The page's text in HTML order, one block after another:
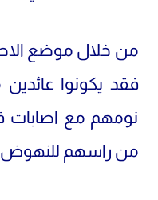
من خلال موضع
فقد يكونوا
نومهم مع اصابات
من راسهم للنهوض